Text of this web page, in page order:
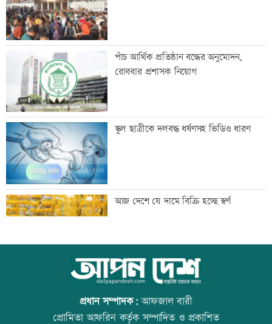
স্থগিত আলিম পরীক্ষার বিষয়সমূহের সূচি
প্রকাশ
বিপিএলে খেলতে চায় শ্রীলঙ্কার ফ্র্যাঞ্চাইজি
বাঁশখালীতে প্রধানমন্ত্রী
ইতিহাস বিকৃতির অপচেষ্টাকারী অতি দানবীয়
শক্তি রুখে দিতে হবে এখনই
পাঁচ আর্থিক প্রতিষ্ঠান বন্ধের অনুমোদন,
রোববার প্রশাসক নিয়োগ
স্কুল ছাত্রীকে দলবদ্ধ ধর্ষণসহ ভিডিও ধারণ
আজ দেশে যে দামে বিক্রি হচ্ছে স্বর্ণ
আজ বিশ্ব বন্ধু দিবস
প্রধান সম্পাদক:আফজাল বারী
প্রোমিতা আফরিন কর্তৃক সম্পাদিত ও প্রকাশিত